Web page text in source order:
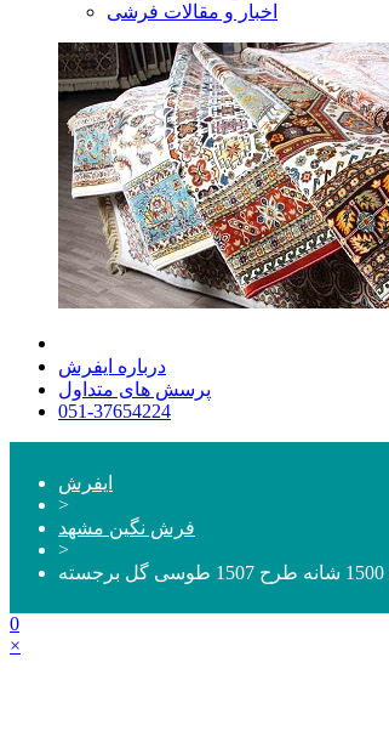
اخبار و مقالات فرشی
درباره ایفرش
پرسش های متداول
051-37654224
ایفرش
>
فرش نگین مشهد
>
0
×